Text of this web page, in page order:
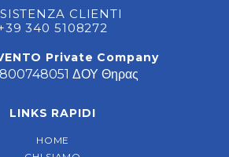
CLIENTI
340 5108272
Private Company
ΔΟΥ Θηρας
LINKS RAPIDI
HOME